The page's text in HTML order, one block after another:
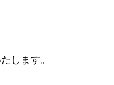
します。